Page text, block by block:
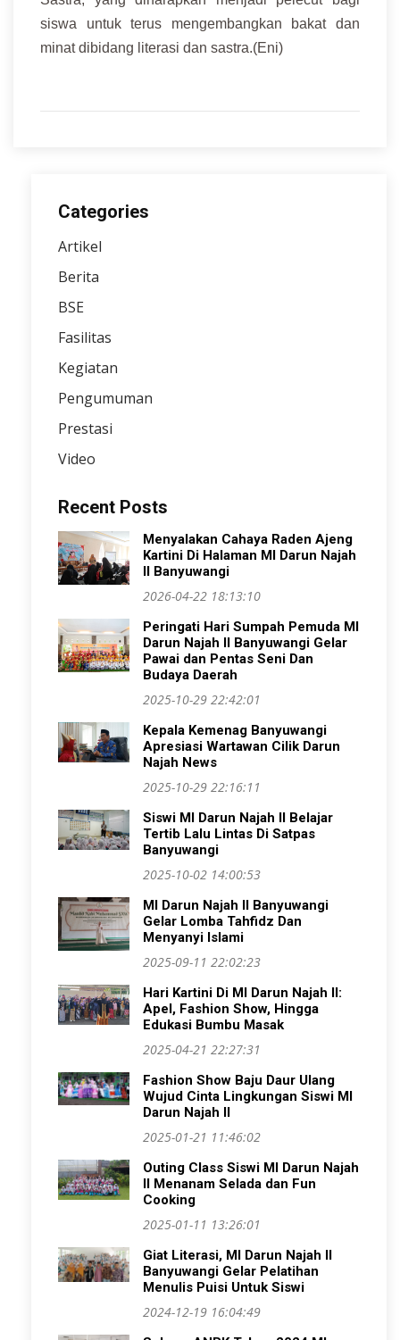
siswa untuk terus mengembangkan bakat dan
minat dibidang literasi dan sastra.(Eni)
Categories
Artikel
Berita
BSE
Fasilitas
Kegiatan
Pengumuman
Prestasi
Video
Recent Posts
Menyalakan Cahaya Raden Ajeng
Kartini Di Halaman MI Darun Najah
II Banyuwangi
2026-04-22 18:13:10
Peringati Hari Sumpah Pemuda MI
Darun Najah II Banyuwangi Gelar
Pawai dan Pentas Seni Dan
Budaya Daerah
2025-10-29 22:42:01
Kepala Kemenag Banyuwangi
Apresiasi Wartawan Cilik Darun
Najah News
2025-10-29 22:16:11
Siswi MI Darun Najah II Belajar
Tertib Lalu Lintas Di Satpas
Banyuwangi
2025-10-02 14:00:53
MI Darun Najah II Banyuwangi
Gelar Lomba Tahfidz Dan
Menyanyi Islami
2025-09-11 22:02:23
Hari Kartini Di MI Darun Najah II:
Apel, Fashion Show, Hingga
Edukasi Bumbu Masak
2025-04-21 22:27:31
Fashion Show Baju Daur Ulang
Wujud Cinta Lingkungan Siswi MI
Darun Najah II
2025-01-21 11:46:02
Outing Class Siswi MI Darun Najah
II Menanam Selada dan Fun
Cooking
2025-01-11 13:26:01
Giat Literasi, MI Darun Najah II
Banyuwangi Gelar Pelatihan
Menulis Puisi Untuk Siswi
2024-12-19 16:04:49